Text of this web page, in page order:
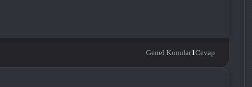
Genel Konular1Cevap